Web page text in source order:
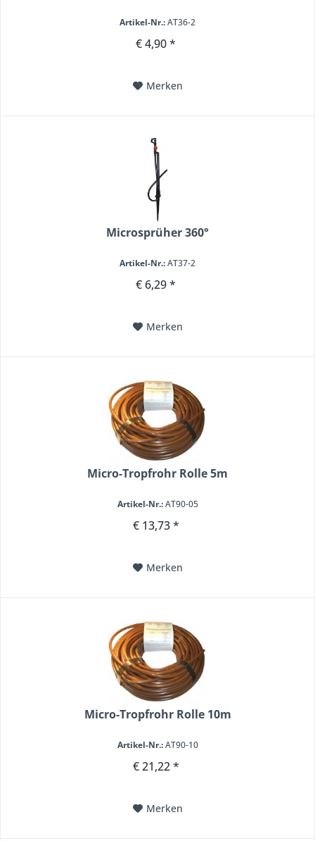
Artikel-Nr.:AT36-2
€ 4,90 *
Merken
Microsprüher 360°
Artikel-Nr.:AT37-2
€ 6,29 *
Merken
Micro-Tropfrohr Rolle 5m
Artikel-Nr.:AT90-05
€ 13,73 *
Merken
Micro-Tropfrohr Rolle 10m
Artikel-Nr.:AT90-10
€ 21,22 *
Merken